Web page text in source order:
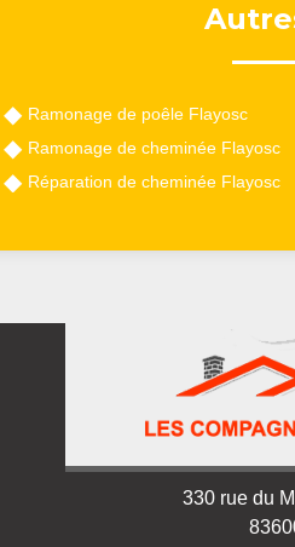
Ramonage de poêle Flayosc
Ramonage de cheminée Flayosc
Réparation de cheminée Flayosc
330 rue du